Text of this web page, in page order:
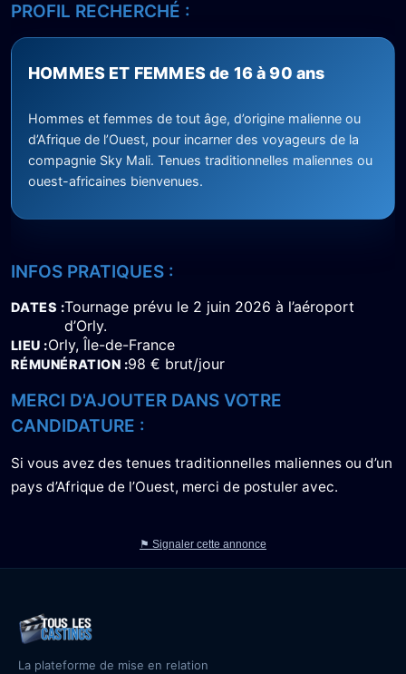
PROFIL RECHERCHÉ :
HOMMES ET FEMMES de 16 à 90 ans
Hommes et femmes de tout âge, d’origine malienne ou
d’Afrique de l’Ouest, pour incarner des voyageurs de la
compagnie Sky Mali. Tenues traditionnelles maliennes ou
ouest-africaines bienvenues.
INFOS PRATIQUES :
DATES Tournage prévu le 2 juin 2026 à l’aéroport
d’Orly.
LIEU Orly, Île-de-France
RÉMUNÉRATION 98 € brut/jour
MERCI D'AJOUTER DANS VOTRE
CANDIDATURE :
Si vous avez des tenues traditionnelles maliennes ou d’un
pays d’Afrique de l’Ouest, merci de postuler avec.
⚑ Signaler cette annonce
La plateforme de mise en relation